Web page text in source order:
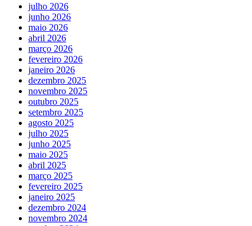
julho 2026
junho 2026
maio 2026
abril 2026
março 2026
fevereiro 2026
janeiro 2026
dezembro 2025
novembro 2025
outubro 2025
setembro 2025
agosto 2025
julho 2025
junho 2025
maio 2025
abril 2025
março 2025
fevereiro 2025
janeiro 2025
dezembro 2024
novembro 2024